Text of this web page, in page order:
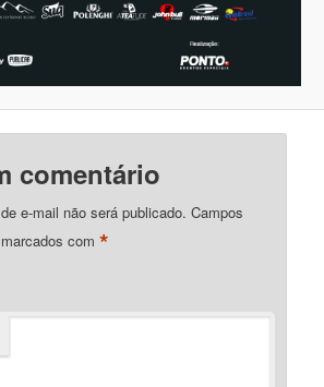
comentário
e-mail não será publicado. Campos
com*